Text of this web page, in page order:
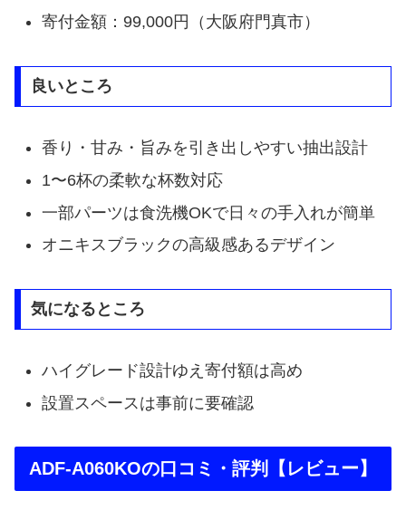
寄付金額：99,000円（大阪府門真市）
良いところ
香り・甘み・旨みを引き出しやすい抽出設計
1〜6杯の柔軟な杯数対応
一部パーツは食洗機OKで日々の手入れが簡単
オニキスブラックの高級感あるデザイン
気になるところ
ハイグレード設計ゆえ寄付額は高め
設置スペースは事前に要確認
ADF-A060KOの口コミ・評判【レビュー】